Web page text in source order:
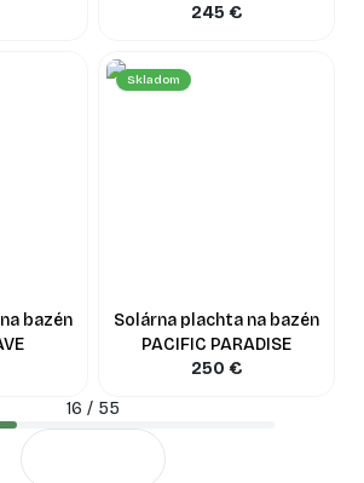
245 €
bazén
Skladom
Solárna plachta na bazén
PACIFIC PARADISE
250 €
16 / 55